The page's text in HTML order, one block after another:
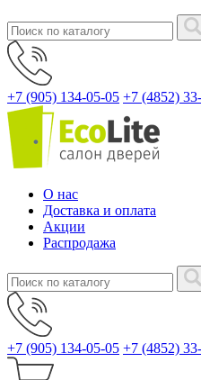
+7 (905) 134-05-05 +7 (4852)
О нас
Доставка и оплата
Акции
Распродажа
+7 (905) 134-05-05 +7 (4852)